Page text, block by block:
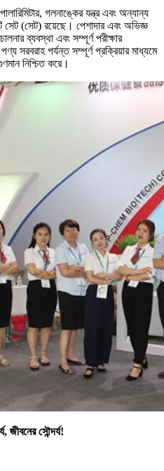
গলনাঙ্কের যন্ত্র এবং অন্যান্য
সেট (সেট) রয়েছে। পেশাদার এবং অভিজ্ঞ
ব্যবস্থা এবং সম্পূর্ণ পরীক্ষার
সরবরাহ পর্যন্ত সম্পূর্ণ প্রক্রিয়ার মাধ্যমে
নিশ্চিত করে।
জীবনের সৌন্দর্য!